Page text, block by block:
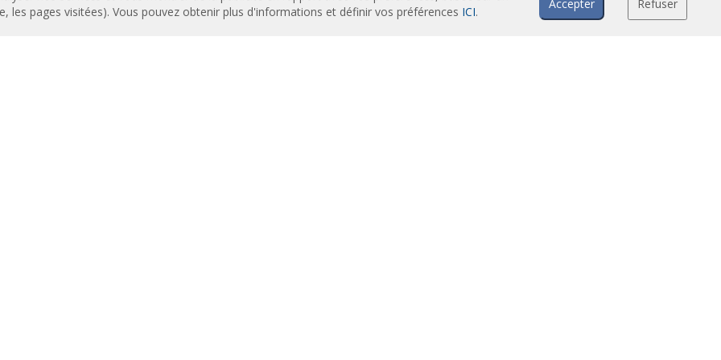
technique
de qualité
Actuadores
Cortinas de aire
les pages visitées). Vous pouvez obtenir plus d'informations et définir vos préférences ICI.
Accepter Refuser